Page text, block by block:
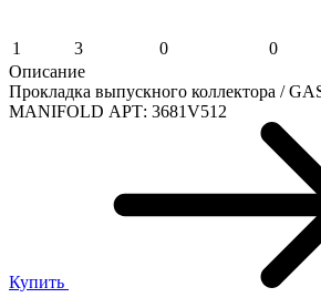
1
3 0 0
Описание
Прокладка выпускного коллектора /
MANIFOLD АРТ: 3681V512
Купить